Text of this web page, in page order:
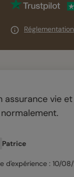
Réglementation
vie et
: 10/08/2026